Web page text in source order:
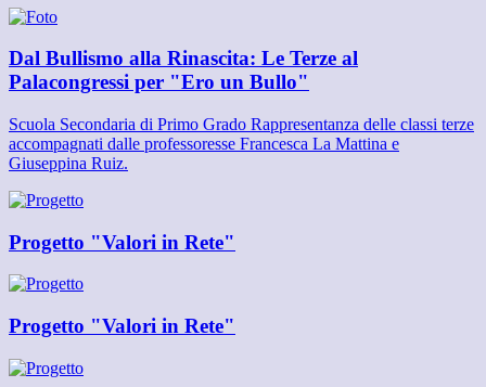
Dal Bullismo alla Rinascita: Le Terze al
Palacongressi per "Ero un Bullo"
Scuola Secondaria di Primo Grado Rappresentanza delle classi terze
accompagnati dalle professoresse Francesca La Mattina e
Giuseppina Ruiz.
Progetto "Valori in Rete"
Progetto "Valori in Rete"